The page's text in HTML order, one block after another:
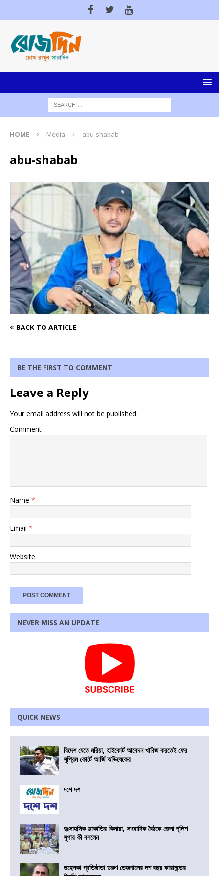
HOME Media abu-shabab
abu-shabab
BACK TO ARTICLE
BE THE FIRST TO COMMENT
Leave a Reply
Your email address will not be published.
Comment
Name *
Email *
Website
NEVER MISS AN UPDATE
QUICK NEWS
বিদেশ যেতে মরিয়া, হাইকোর্ট আবেদন খারিজ করতেই ফের
সুপ্রিম কোর্টে আর্জি অভিষেকের
দশে দশ
দুঃসাহসিক ডাকাতির কিনারা, সাংবাদিক বৈঠকে জেলা পুলিশ
সুপার কী বললেন
তহেলকা প্রতিষ্ঠাতা তরুণ তেজপালের দশ বছর কারাদন্ডের